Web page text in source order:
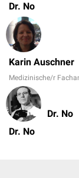
Dr. No
Karin Auschner
Medizinische/r
Dr. No
Dr. No